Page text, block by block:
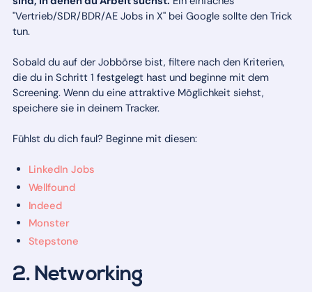
"Vertrieb/SDR/BDR/AE Jobs in X" bei Google sollte den Trick
tun.
Sobald du auf der Jobbörse bist, filtere nach den Kriterien,
die du in Schritt 1 festgelegt hast und beginne mit dem
Screening. Wenn du eine attraktive Möglichkeit siehst,
speichere sie in deinem Tracker.
Fühlst du dich faul? Beginne mit diesen:
LinkedIn Jobs
Wellfound
Indeed
Monster
Stepstone
2. Networking